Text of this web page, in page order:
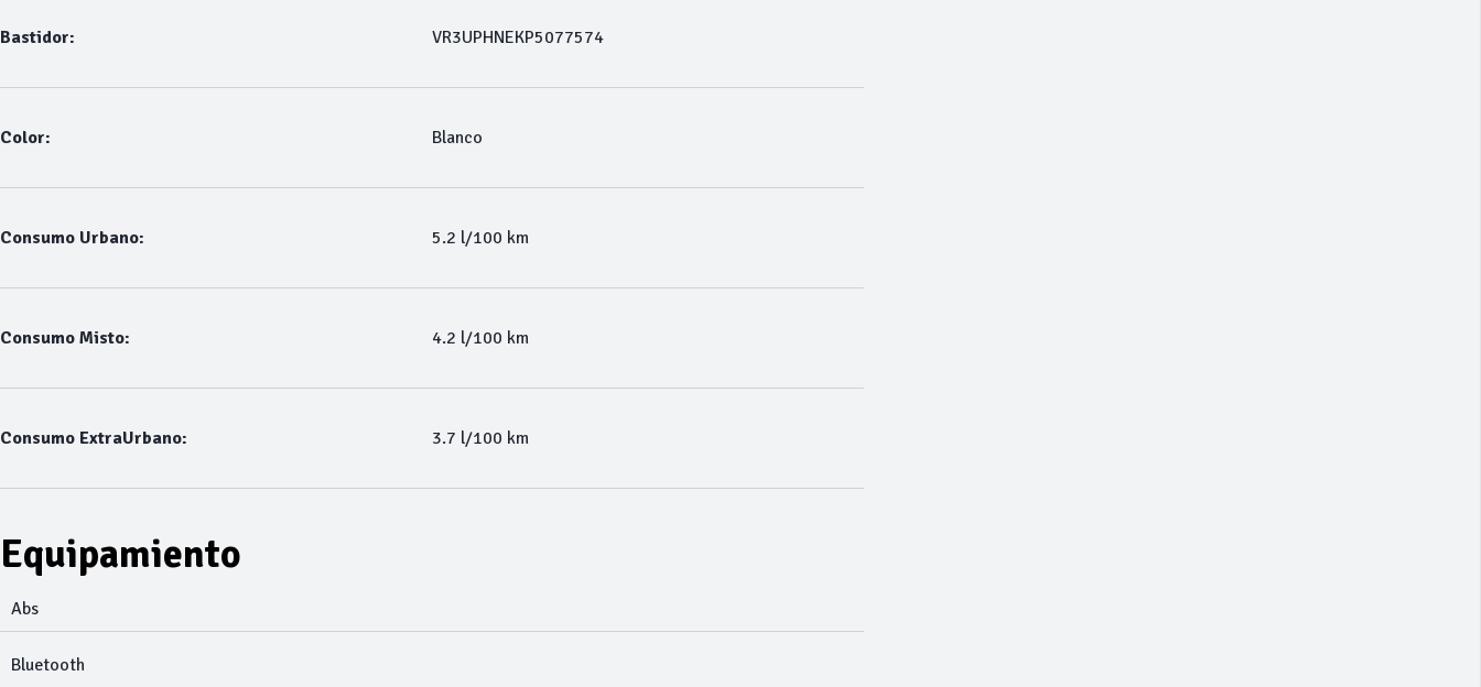
Bastidor: VR3UPHNEKP5077574
Color: Blanco
Consumo Urbano: 5.2 l/100 km
Consumo Misto: 4.2 l/100 km
Consumo ExtraUrbano: 3.7 l/100 km
Equipamiento
Abs
Bluetooth